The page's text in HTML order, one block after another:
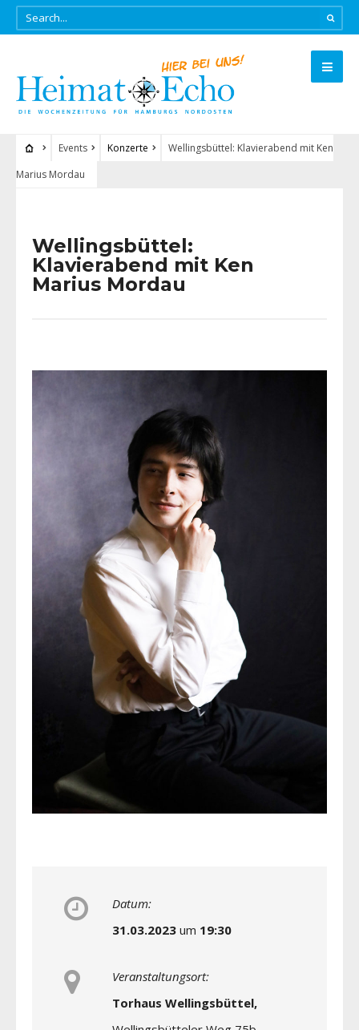
Events Konzerte
Wellingsbüttel: Klavierabend mit Ken
Marius Mordau
Wellingsbüttel:
Klavierabend mit Ken
Marius Mordau
Datum:
31.03.2023 um 19:30
Veranstaltungsort:
Torhaus Wellingsbüttel,